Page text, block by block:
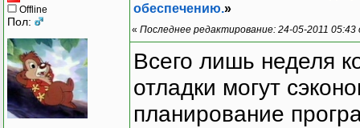
Offline
Пол:
обеспечению.»
« Последнее редактирование: 24-05-2011
Всего лишь неделя
отладки могут
планирование